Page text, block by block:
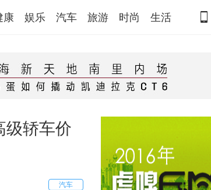
康 娱乐 汽车 旅游 时尚 生活
级轿车价
汽车